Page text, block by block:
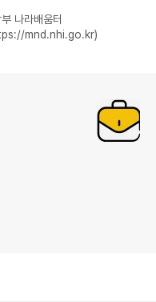
나라배움터
mnd.nhi.go.kr)